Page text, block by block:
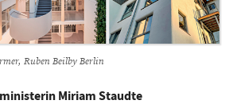
Ruben Beilby Berlin
Miriam Staudte